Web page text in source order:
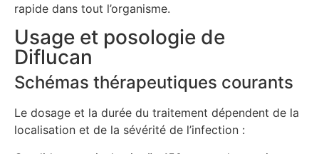
rapide dans tout l’organisme.
Usage et posologie de
Diflucan
Schémas thérapeutiques courants
Le dosage et la durée du traitement dépendent de la
localisation et de la sévérité de l’infection :